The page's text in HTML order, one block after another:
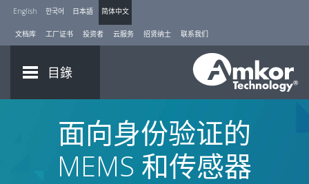
English 한국어 日本語 简体中文
文档库 工厂证书 投资者 云服务 招贤纳士 联系我们
目錄
面向身份验证的
MEMS 和传感器